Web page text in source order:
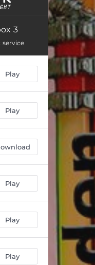
03:32
03:06
04:06
Have I told you lately that I love you 02:57
03:48
Du si’r jeg skal gi’ dig en chance 02:45
02:21
03:39
3
Play
Play
Play
Play
Play